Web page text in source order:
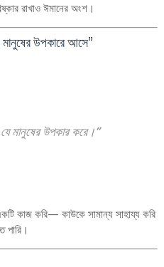
রাখাও ঈমানের অংশ।
উপকারে আসে”
মানুষের উপকার করে।”
কাজ করি— কাউকে সামান্য সাহায্য করি
পারি।